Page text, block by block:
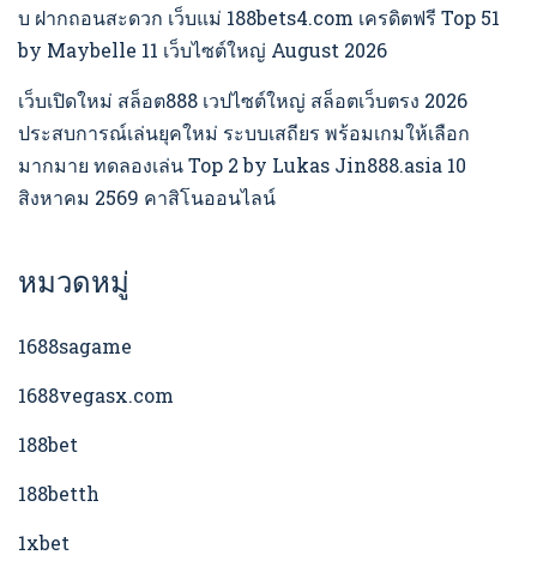
บ ฝากถอนสะดวก เว็บแม่ 188bets4.com เครดิตฟรี Top 51
by Maybelle 11 เว็บไซต์ใหญ่ August 2026
เว็บเปิดใหม่ สล็อต888 เวปไซต์ใหญ่ สล็อตเว็บตรง 2026
ประสบการณ์เล่นยุคใหม่ ระบบเสถียร พร้อมเกมให้เลือก
มากมาย ทดลองเล่น Top 2 by Lukas Jin888.asia 10
สิงหาคม 2569 คาสิโนออนไลน์
หมวดหมู่
1688sagame
1688vegasx.com
188bet
188betth
1xbet